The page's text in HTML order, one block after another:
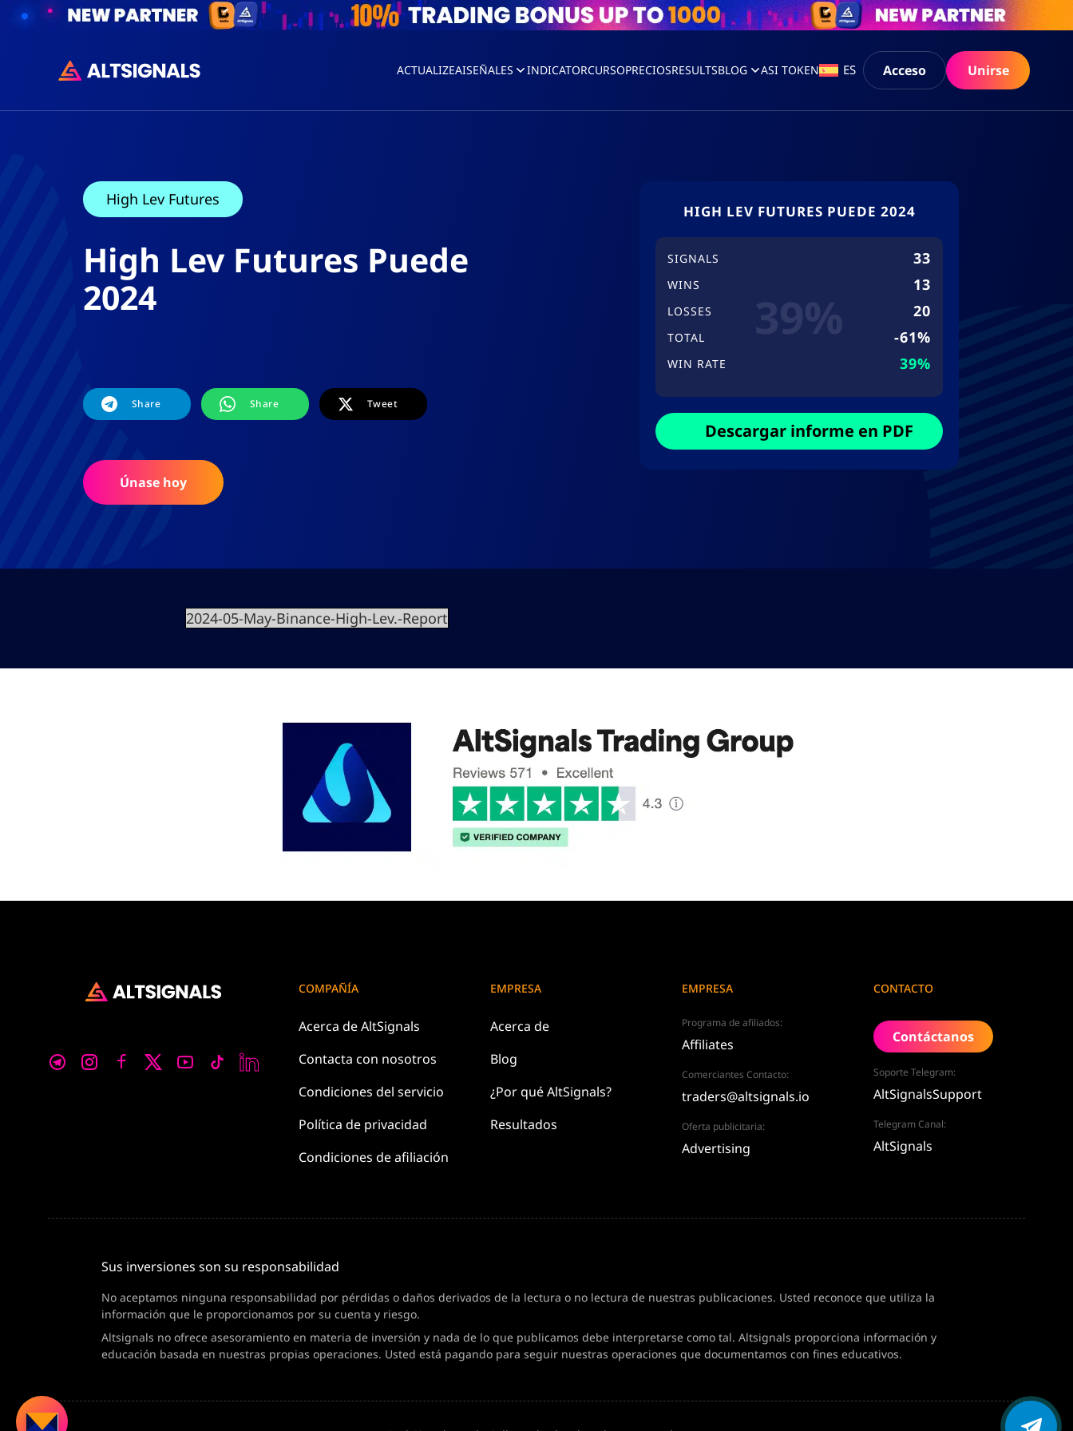
ACTUALIZEAISEÑALES INDICATORCURSOPRECIOSRESULTSBLOG ASI TOKEN ES Acceso Unirse
High Lev Futures
High Lev Futures Puede
2024
Share Share Tweet
Únase hoy
HIGH LEV FUTURES PUEDE 2024
SIGNALS 33
WINS 13
LOSSES 20
TOTAL -61%
WIN RATE 39%
Descargar informe en PDF
2024-05-May-Binance-High-Lev.-Report
COMPAÑÍA
Acerca deAltSignals
Contacta con nosotros
Condiciones del servicio
Política de privacidad
Condiciones de afiliación
EMPRESA
Acerca de
Blog
¿Por qué AltSignals?
Resultados
EMPRESA
Programa de afiliados:
Affiliates
Comerciantes Contacto:
traders@altsignals.io
Oferta publicitaria:
Advertising
CONTACTO
Contáctanos
Soporte Telegram:
AltSignalsSupport
Telegram Canal:
AltSignals
Sus inversiones son su responsabilidad
No aceptamos ninguna responsabilidad por pérdidas o daños derivados de la lectura o no lectura de nuestras publicaciones. Usted reconoce que utiliza la
información que le proporcionamos por su cuenta y riesgo.
Altsignals no ofrece asesoramiento en materia de inversión y nada de lo que publicamos debe interpretarse como tal. Altsignals proporciona información y
educación basada en nuestras propias operaciones. Usted está pagando para seguir nuestras operaciones que documentamos con fines educativos.